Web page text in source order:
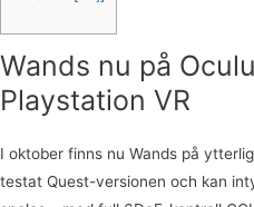
Wands nu på
Playstation VR
I oktober finns nu Wands på
testat Quest-versionen och kan